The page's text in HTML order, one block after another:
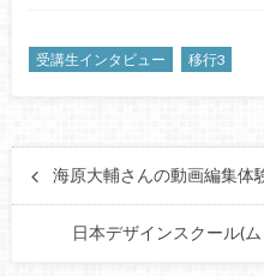
受講生インタビュー 移行3
海原大輔さんの動画編集体
日本デザインスクール(